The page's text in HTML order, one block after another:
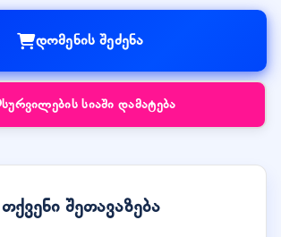
დომენის შეძენა
სურვილების სიაში დამატება
თქვენი შეთავაზება